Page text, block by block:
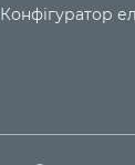
Конфігуратор